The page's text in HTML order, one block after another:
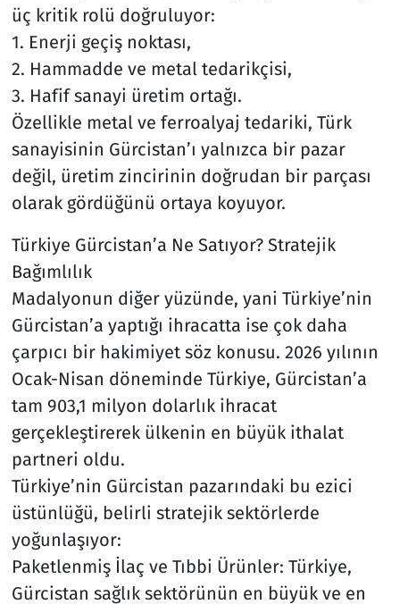
üç kritik rolü doğruluyor:
1. Enerji geçiş noktası,
2. Hammadde ve metal tedarikçisi,
3. Hafif sanayi üretim ortağı.
Özellikle metal ve ferroalyaj tedariki, Türk
sanayisinin Gürcistan’ı yalnızca bir pazar
değil, üretim zincirinin doğrudan bir parçası
olarak gördüğünü ortaya koyuyor.
Türkiye Gürcistan’a Ne Satıyor? Stratejik
Bağımlılık
Madalyonun diğer yüzünde, yani Türkiye’nin
Gürcistan’a yaptığı ihracatta ise çok daha
çarpıcı bir hakimiyet söz konusu. 2026 yılının
Ocak-Nisan döneminde Türkiye, Gürcistan’a
tam 903,1 milyon dolarlık ihracat
gerçekleştirerek ülkenin en büyük ithalat
partneri oldu.
Türkiye’nin Gürcistan pazarındaki bu ezici
üstünlüğü, belirli stratejik sektörlerde
yoğunlaşıyor:
Paketlenmiş İlaç ve Tıbbi Ürünler: Türkiye,
Gürcistan sağlık sektörünün en büyük ve en